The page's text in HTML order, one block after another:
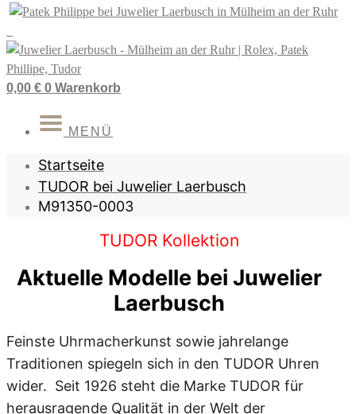
Zum
Inhalt
springen
0,00 € 0 Warenkorb
MENÜ
Startseite
TUDOR bei Juwelier Laerbusch
M91350-0003
TUDOR Kollektion
Aktuelle Modelle bei Juwelier
Laerbusch
Feinste Uhrmacherkunst sowie jahrelange
Traditionen spiegeln sich in den TUDOR Uhren
wider. Seit 1926 steht die Marke TUDOR für
herausragende Qualität in der Welt der